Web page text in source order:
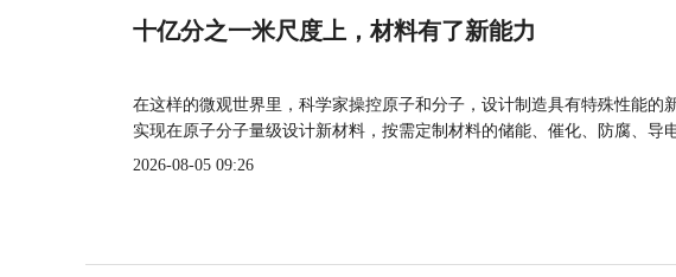
十亿分之一米尺度上，材料有了新能力
在这样的微观世界里，科学家操控原子和分子，设计制造具有特殊性能
实现在原子分子量级设计新材料，按需定制材料的储能、催化、防腐、导
2026-08-05 09:26